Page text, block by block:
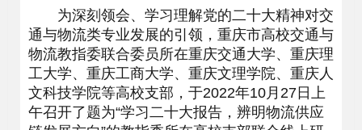
g
a
t
i
o
n
为深刻领会、学习理解党的二十大精神对交
通与物流类专业发展的引领，重庆市高校交通与
物流教指委联合委员所在重庆交通大学、重庆理
工大学、重庆工商大学、重庆文理学院、重庆人
文科技学院等高校支部，于2022年10月27日上
午召开了题为“学习二十大报告，辨明物流供应